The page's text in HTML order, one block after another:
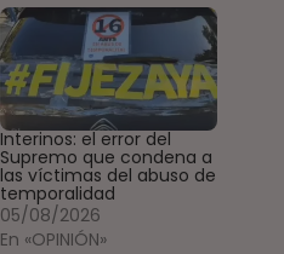
Interinos: el error del
Supremo que condena a
las víctimas del abuso de
temporalidad
05/08/2026
En «OPINIÓN»